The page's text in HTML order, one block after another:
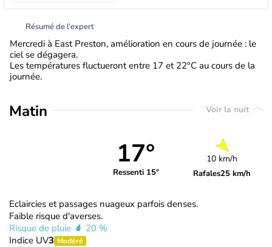
Résumé de l’expert
Mercredi à East Preston, amélioration en cours de journée : le
ciel se dégagera.
Les températures fluctueront entre 17 et 22°C au cours de la
journée.
Matin Voir la nuit
17°
Ressenti 15°
10 km/h
Rafales25 km/h
Eclaircies et passages nuageux parfois denses.
Faible risque d'averses.
Risque de pluie
20 %
Indice UV3 Modéré